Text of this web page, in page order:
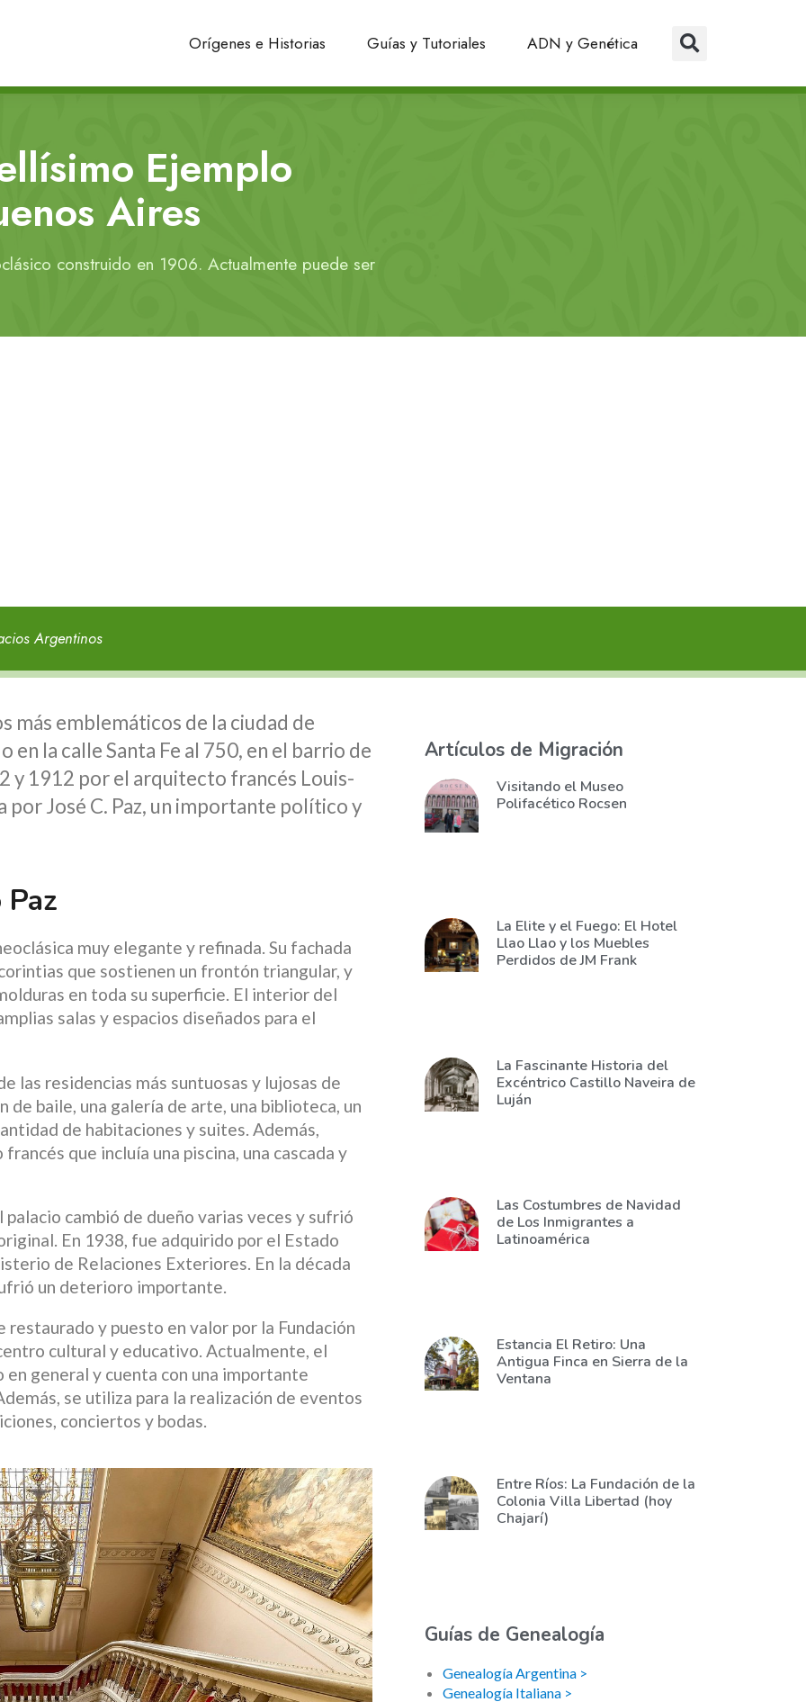
Orígenes e Historias Guías y Tutoriales ADN y Genética
Ejemplo
Aires
construido en 1906. Actualmente puede ser
Argentinos
más emblemáticos de la ciudad de
en la calle Santa Fe al 750, en el barrio de
y 1912 por el arquitecto francés Louis-
José C. Paz, un importante político y
muy elegante y refinada. Su fachada
que sostienen un frontón triangular, y
en toda su superficie. El interior del
salas y espacios diseñados para el
las residencias más suntuosas y lujosas de
de baile, una galería de arte, una biblioteca, un
de habitaciones y suites. Además,
que incluía una piscina, una cascada y
cambió de dueño varias veces y sufrió
En 1938, fue adquirido por el Estado
de Relaciones Exteriores. En la década
un deterioro importante.
restaurado y puesto en valor por la Fundación
cultural y educativo. Actualmente, el
general y cuenta con una importante
se utiliza para la realización de eventos
conciertos y bodas.
Artículos de Migración
Visitando el Museo
Polifacético Rocsen
La Elite y el Fuego: El Hotel
Llao Llao y los Muebles
Perdidos de JM Frank
La Fascinante Historia del
Excéntrico Castillo Naveira de
Luján
Las Costumbres de Navidad
de Los Inmigrantes a
Latinoamérica
Estancia El Retiro: Una
Antigua Finca en Sierra de la
Ventana
Entre Ríos: La Fundación de la
Colonia Villa Libertad (hoy
Chajarí)
Guías de Genealogía
Genealogía Argentina >
Genealogía Italiana >